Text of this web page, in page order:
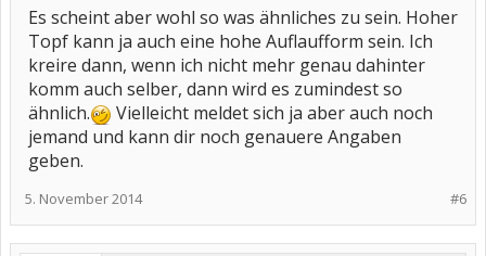
LG Eve
Es scheint aber wohl so was ähnliches zu sein. Hoher
Topf kann ja auch eine hohe Auflaufform sein. Ich
kreire dann, wenn ich nicht mehr genau dahinter
komm auch selber, dann wird es zumindest so
ähnlich.
Vielleicht meldet sich ja aber auch noch
jemand und kann dir noch genauere Angaben
geben.
#6
5. November 2014